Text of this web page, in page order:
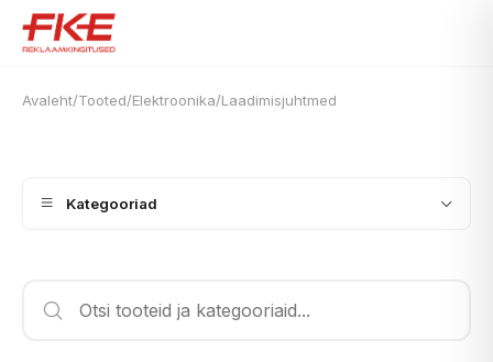
Avaleht/Tooted/Elektroonika/Laadimisjuhtmed
Kategooriad